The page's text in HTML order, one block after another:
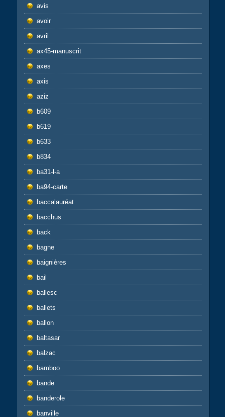
avis
avoir
avril
ax45-manuscrit
axes
axis
aziz
b609
b619
b633
b834
ba31-l-a
ba94-carte
baccalauréat
bacchus
back
bagne
baignières
bail
ballesc
ballets
ballon
baltasar
balzac
bamboo
bande
banderole
banville